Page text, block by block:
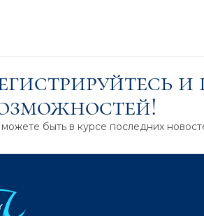
быть в курсе последних